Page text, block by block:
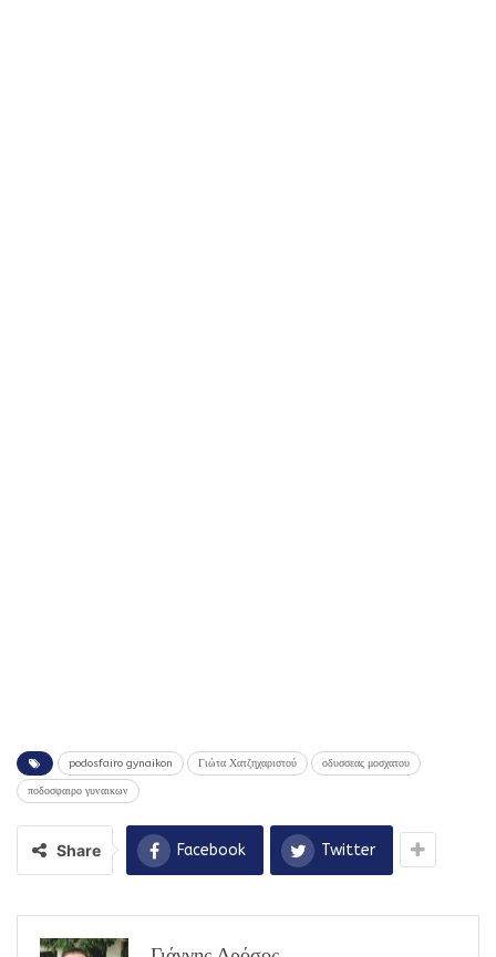
podosfairo gynaikon Γιώτα Χατζηχαριστού οδυσσεας μοσχατου
ποδοσφαιρο γυναικων
Share Facebook Twitter